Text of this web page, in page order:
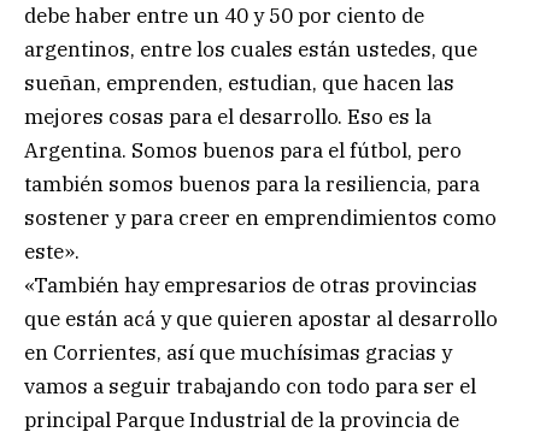
debe haber entre un 40 y 50 por ciento de
argentinos, entre los cuales están ustedes, que
sueñan, emprenden, estudian, que hacen las
mejores cosas para el desarrollo. Eso es la
Argentina. Somos buenos para el fútbol, pero
también somos buenos para la resiliencia, para
sostener y para creer en emprendimientos como
este».
«También hay empresarios de otras provincias
que están acá y que quieren apostar al desarrollo
en Corrientes, así que muchísimas gracias y
vamos a seguir trabajando con todo para ser el
principal Parque Industrial de la provincia de